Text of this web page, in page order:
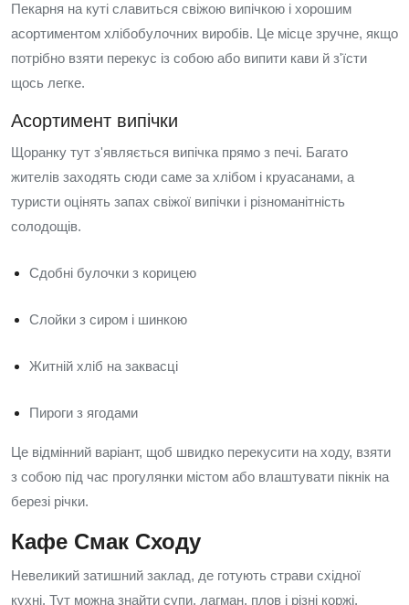
Пекарня на куті славиться свіжою випічкою і хорошим
асортиментом хлібобулочних виробів. Це місце зручне, якщо
потрібно взяти перекус із собою або випити кави й з'їсти
щось легке.
Асортимент випічки
Щоранку тут з'являється випічка прямо з печі. Багато
жителів заходять сюди саме за хлібом і круасанами, а
туристи оцінять запах свіжої випічки і різноманітність
солодощів.
Сдобні булочки з корицею
Слойки з сиром і шинкою
Житній хліб на заквасці
Пироги з ягодами
Це відмінний варіант, щоб швидко перекусити на ходу, взяти
з собою під час прогулянки містом або влаштувати пікнік на
березі річки.
Кафе Смак Сходу
Невеликий затишний заклад, де готують страви східної
кухні. Тут можна знайти супи, лагман, плов і різні коржі.